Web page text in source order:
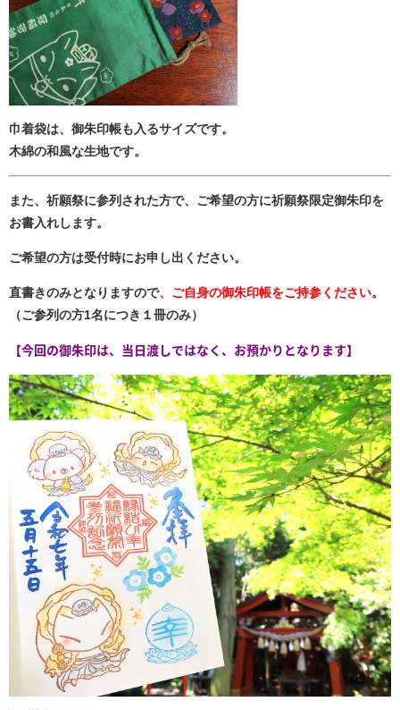
巾着袋は、御朱印帳も入るサイズです。
木綿の和風な生地です。
また、祈願祭に参列された方で、ご希望の方に祈願祭限定御朱印を
お書入れします。
ご希望の方は受付時にお申し出ください。
直書きのみとなりますので、ご自身の御朱印帳をご持参ください。
（ご参列の方1名につき１冊のみ）
【今回の御朱印は、当日渡しではなく、お預かりとなります】